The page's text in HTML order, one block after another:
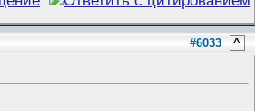
#6033 ^